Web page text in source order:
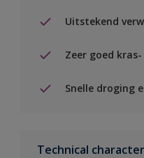
Uitstekend
Zeer goed
Snelle droging
Technical